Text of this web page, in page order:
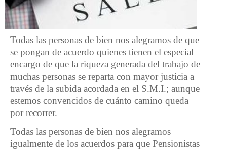
Todas las personas de bien nos alegramos de que
se pongan de acuerdo quienes tienen el especial
encargo de que la riqueza generada del trabajo de
muchas personas se reparta con mayor justicia a
través de la subida acordada en el S.M.I.; aunque
estemos convencidos de cuánto camino queda
por recorrer.
Todas las personas de bien nos alegramos
igualmente de los acuerdos para que Pensionistas